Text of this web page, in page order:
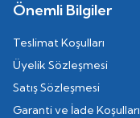
Önemli Bilgiler
Teslimat Koşulları
Üyelik Sözleşmesi
Satış Sözleşmesi
Garanti ve İade Koşulları